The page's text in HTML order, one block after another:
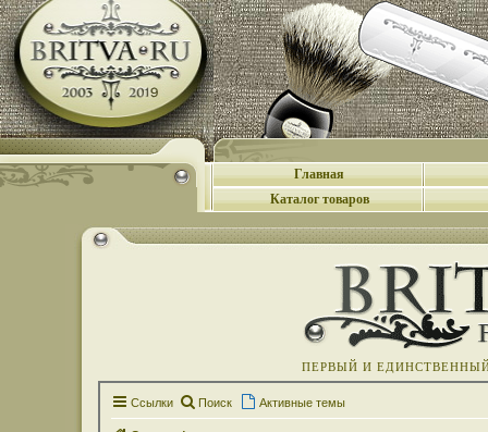
Главная
Каталог товаров
ПЕРВЫЙ И
Ссылки Поиск Активные темы